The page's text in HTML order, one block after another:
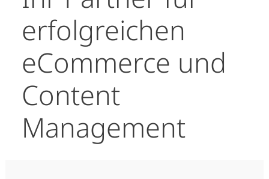
erfolgreichen
eCommerce und
Content
Management